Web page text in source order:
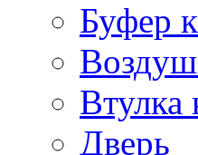
Буфер
Втулка
Дверь